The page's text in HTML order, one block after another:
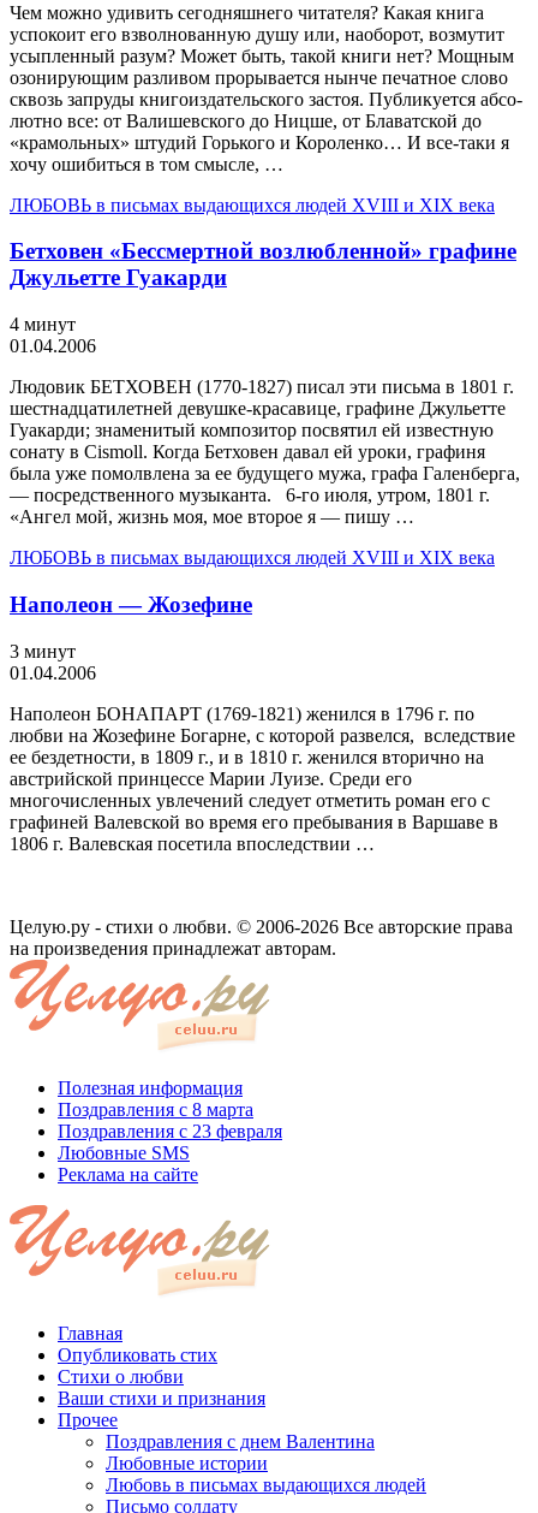
Чем можно удивить сегодняшнего читателя? Какая книга
успокоит его взволнованную душу или, наоборот, возмутит
усыпленный разум? Может быть, такой книги нет? Мощным
озонирующим разливом прорывается нынче печатное слово
сквозь запруды книгоиздательского застоя. Публикуется абсо­
лютно все: от Валишевского до Ницше, от Блаватской до
«кра­мольных» штудий Горького и Короленко… И все-таки я
хочу ошибиться в том смысле, …
ЛЮБОВЬ в письмах выдающихся людей XVIII и XIX века
Бетховен «Бессмертной возлюбленной» графине
Джульетте Гуакарди
4 минут
01.04.2006
Людовик БЕТХОВЕН (1770-1827) писал эти письма в 1801 г.
шестнадцатилетней девушке-красавице, графине Джульетте
Гуа­карди; знаменитый композитор посвятил ей известную
сонату в Cismoll. Когда Бетховен давал ей уроки, графиня
была уже помолвлена за ее будущего мужа, графа Га­ленберга,
— посредственного музыканта. 6-го июля, утром, 1801 г.
«Ангел мой, жизнь моя, мое второе я — пишу …
ЛЮБОВЬ в письмах выдающихся людей XVIII и XIX века
Наполеон — Жозефине
3 минут
01.04.2006
Наполеон БОНАПАРТ (1769-1821) же­нился в 1796 г. по
любви на Жозефине Богарне, с которой развелся, вследствие
ее бездетности, в 1809 г., и в 1810 г. женил­ся вторично на
австрийской принцессе Марии­ Луизе. Среди его
многочисленных увлечений следует отметить роман его с
графиней Валевской во время его пребывания в Вар­шаве в
1806 г. Валевская посетила впослед­ствии …
Целую.ру - стихи о любви. © 2006-2026 Все авторские права
на произведения принадлежат авторам.
Полезная информация
Поздравления с 8 марта
Поздравления с 23 февраля
Любовные SMS
Реклама на сайте
Главная
Опубликовать стих
Стихи о любви
Ваши стихи и признания
Прочее
Поздравления с днем Валентина
Любовные истории
Любовь в письмах выдающихся людей
Письмо солдату